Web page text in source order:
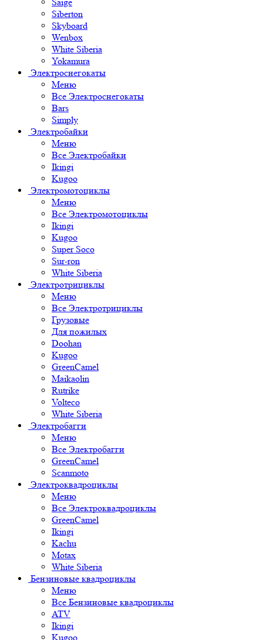
Siberton
Skyboard
Wenbox
White Siberia
Yokamura
Электроснегокаты
Меню
Все Электроснегокаты
Bars
Simply
Электробайки
Меню
Все Электробайки
Ikingi
Kugoo
Электромотоциклы
Меню
Все Электромотоциклы
Ikingi
Kugoo
Super Soco
Sur-ron
White Siberia
Электротрициклы
Меню
Все Электротрициклы
Грузовые
Для пожилых
Doohan
Kugoo
GreenCamel
Maikaolin
Rutrike
Volteco
White Siberia
Электробагги
Меню
Все Электробагги
GreenCamel
Scanmoto
Электроквадроциклы
Меню
Все Электроквадроциклы
GreenCamel
Ikingi
Kachu
Motax
White Siberia
Бензиновые квадроциклы
Меню
Все Бензиновые квадроциклы
ATV
Ikingi
Kugoo